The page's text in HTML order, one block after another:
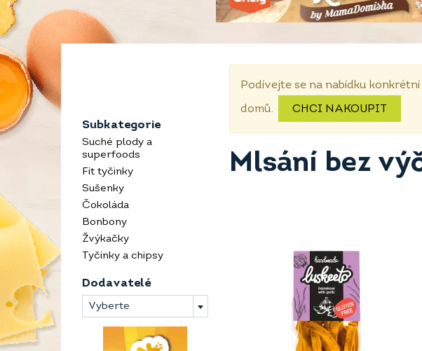
Subkategorie
Suché plody a
superfoods
Fit tyčinky
Sušenky
Čokoláda
Bonbony
Žvýkačky
Tyčinky a chipsy
Dodavatelé
Vyberte
Podívejte se na nabídku
domů. CHCI NAKOUPIT
Mlsání bez